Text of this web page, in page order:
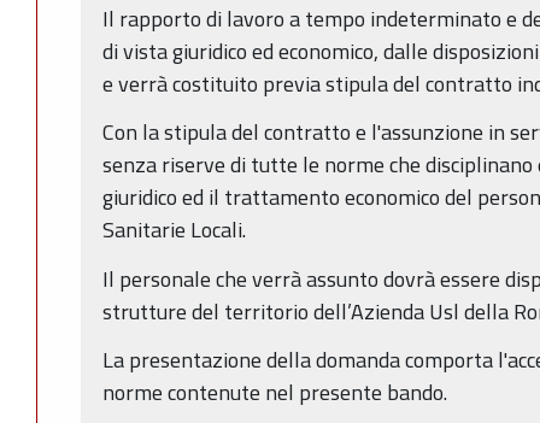
Il rapporto di lavoro a tempo indeterminato e
di vista giuridico ed economico, dalle
e verrà costituito previa stipula del contratto
Con la stipula del contratto e l'assunzione in
senza riserve di tutte le norme che
giuridico ed il trattamento economico del
Sanitarie Locali.
Il personale che verrà assunto dovrà essere
strutture del territorio dell’Azienda Usl della
La presentazione della domanda comporta
norme contenute nel presente bando.